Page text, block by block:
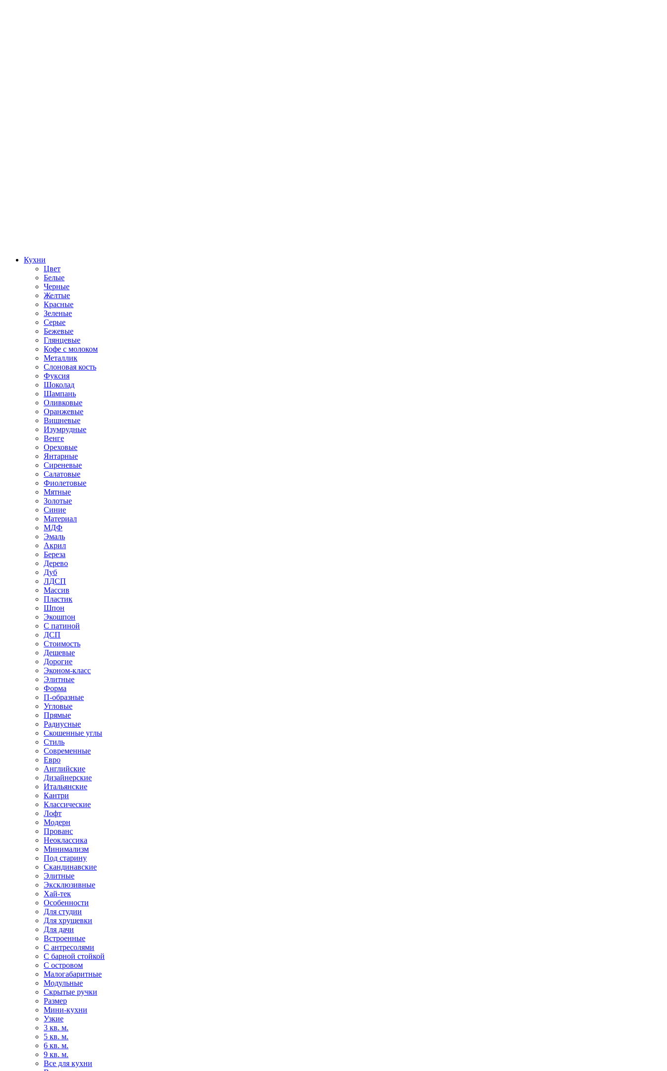
Кухни
Цвет
Белые
Черные
Желтые
Красные
Зеленые
Серые
Бежевые
Глянцевые
Кофе с молоком
Металлик
Слоновая кость
Фуксия
Шоколад
Шампань
Оливковые
Оранжевые
Вишневые
Изумрудные
Венге
Ореховые
Янтарные
Сиреневые
Салатовые
Фиолетовые
Мятные
Золотые
Синие
Материал
МДФ
Эмаль
Акрил
Береза
Дерево
Дуб
ЛДСП
Массив
Пластик
Шпон
Экошпон
С патиной
ДСП
Стоимость
Дешевые
Дорогие
Эконом-класс
Элитные
Форма
П-образные
Угловые
Прямые
Радиусные
Скошенные углы
Стиль
Современные
Евро
Английские
Дизайнерские
Итальянские
Кантри
Классические
Лофт
Модерн
Прованс
Неоклассика
Минимализм
Под старину
Скандинавские
Элитные
Эксклюзивные
Хай-тек
Особенности
Для студии
Для хрущевки
Для дачи
Встроенные
С антресолями
С барной стойкой
С островом
Малогабаритные
Модульные
Скрытые ручки
Размер
Мини-кухни
Узкие
3 кв. м.
5 кв. м.
6 кв. м.
9 кв. м.
Все для кухни